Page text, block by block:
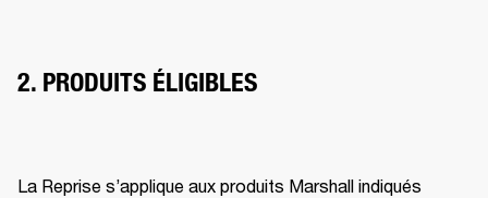
2. PRODUITS ÉLIGIBLES
La Reprise s’applique aux produits Marshall indiqués